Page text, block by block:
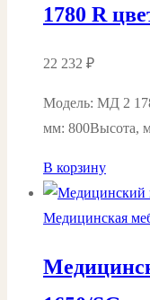
1780 R
22 232 ₽
Модель: МД 2
мм: 800Высота,
В корзину
Медицинская